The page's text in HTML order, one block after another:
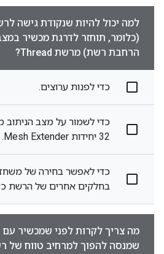
(כלומר, תוחזר לדרגת מכשיר
הרחבת רשת) מרשת Thread?
כדי לפנות ערוצים.
כדי לשמור על מצב
32 יחידות Mesh Extender.
בחלקים אחרים של הרשת
מה צריך לקרות לפני שמכשיר עם